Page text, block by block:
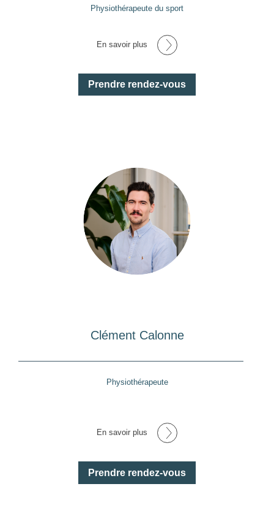
Physiothérapeute du sport
En savoir plus
Prendre rendez-vous
Clément Calonne
Physiothérapeute
En savoir plus
Prendre rendez-vous